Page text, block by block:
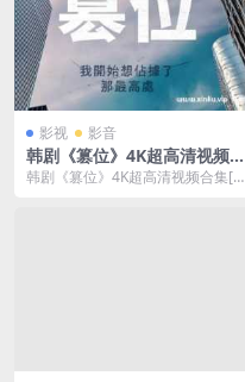
影视 影音
韩剧《篡位》4K超高清视频合
集[MP4/78GB]云网盘下载
韩剧《篡位》4K超高清视频合集[M